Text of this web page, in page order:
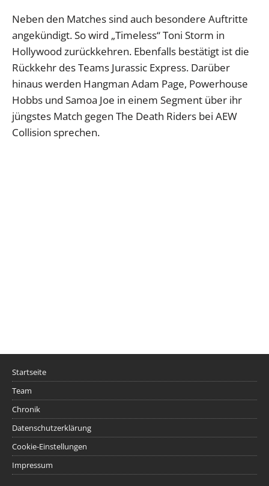
Neben den Matches sind auch besondere Auftritte
angekündigt. So wird „Timeless“ Toni Storm in
Hollywood zurückkehren. Ebenfalls bestätigt ist die
Rückkehr des Teams Jurassic Express. Darüber
hinaus werden Hangman Adam Page, Powerhouse
Hobbs und Samoa Joe in einem Segment über ihr
jüngstes Match gegen The Death Riders bei AEW
Collision sprechen.
Startseite
Team
Chronik
Datenschutzerklärung
Cookie-Einstellungen
Impressum